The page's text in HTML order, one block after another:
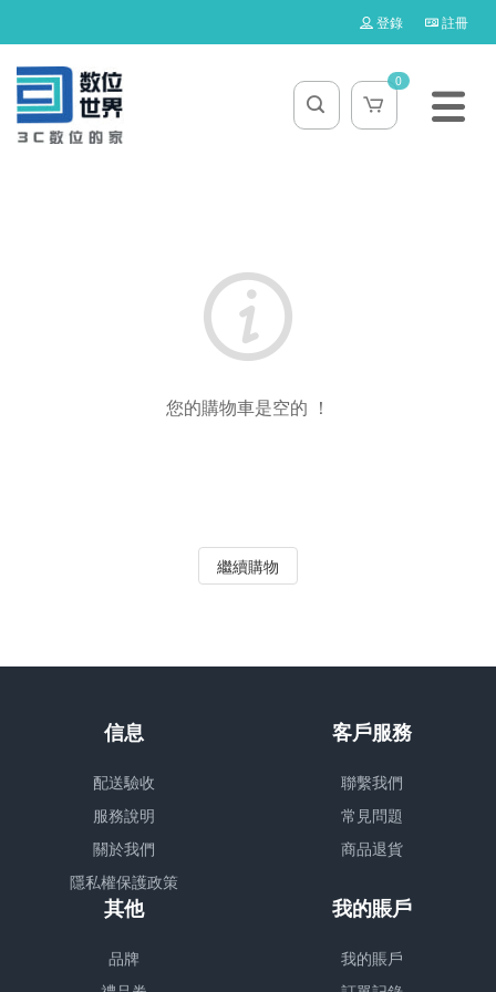
登錄 註冊
0
您的購物車是空的 ！
繼續購物
信息
配送驗收
服務說明
關於我們
隱私權保護政策
客戶服務
聯繫我們
常見問題
商品退貨
其他
品牌
我的賬戶
我的賬戶